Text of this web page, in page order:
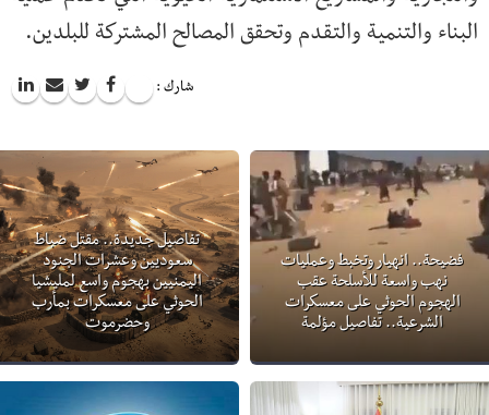
البناء والتنمية والتقدم وتحقق المصالح المشتركة للبلدين.
شارك :
فضيحة.. انهيار وتخبط وعمليات
نهب واسعة للأسلحة عقب
الهجوم الحوثي على معسكرات
الشرعية.. تفاصيل مؤلمة
تفاصيل جديدة.. مقتل ضباط
سعوديين وعشرات الجنود
اليمنيين بهجوم واسع لمليشيا
الحوثي على معسكرات بمأرب
وحضرموت